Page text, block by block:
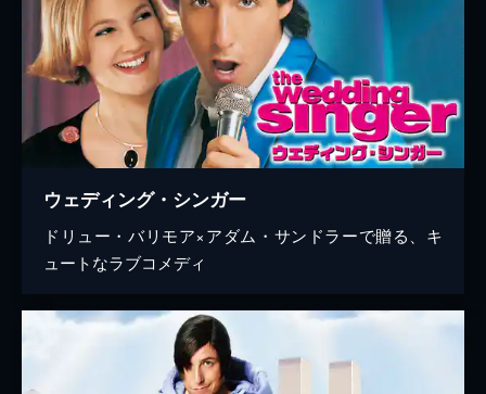
ウェディング・シンガー
ドリュー・バリモア×アダム・サンドラーで贈る、キ
ュートなラブコメディ